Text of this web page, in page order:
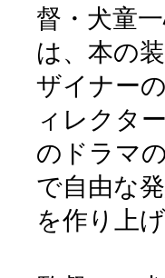
督・犬童
は、本の
ザイナー
ィレクタ
のドラマ
で自由な
を作り上